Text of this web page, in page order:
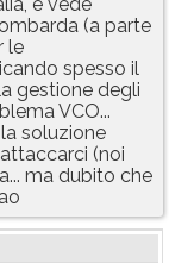
e vede
(a parte
le
spesso il
gestione degli
VCO...
soluzione
(noi
ma dubito che